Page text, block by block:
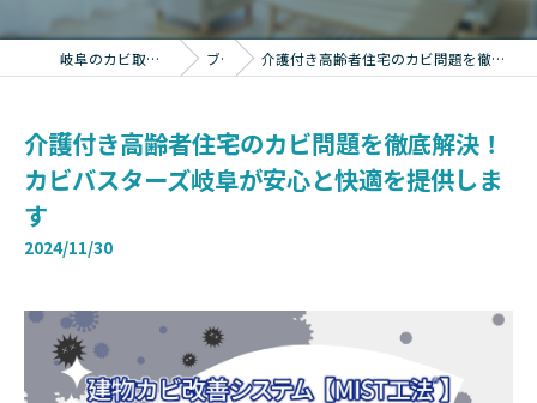
岐阜のカビ取りならカビバスターズ岐阜 ブログ 介護付き高齢者住宅のカビ問題を徹底解決！カビバスターズ岐阜が安心と快適を提供します
介護付き高齢者住宅のカビ問題を徹底解決！
カビバスターズ岐阜が安心と快適を提供しま
す
2024/11/30